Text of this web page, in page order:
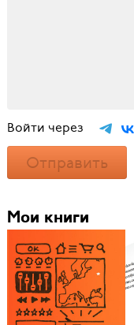
Войти через
Отправить
Мои книги